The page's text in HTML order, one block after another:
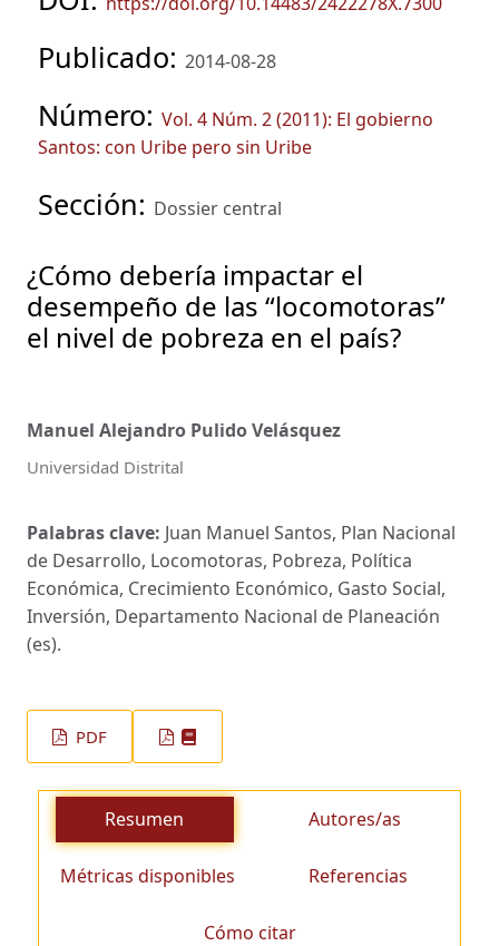
Publicado: 2014-08-28
Número: Vol. 4 Núm. 2 (2011): El gobierno
Santos: con Uribe pero sin Uribe
Sección: Dossier central
¿Cómo debería impactar el
desempeño de las “locomotoras”
el nivel de pobreza en el país?
Manuel Alejandro Pulido Velásquez
Universidad Distrital
Palabras clave: Juan Manuel Santos, Plan Nacional
de Desarrollo, Locomotoras, Pobreza, Política
Económica, Crecimiento Económico, Gasto Social,
Inversión, Departamento Nacional de Planeación
(es).
PDF
Resumen Autores/as
Métricas disponibles Referencias
Cómo citar